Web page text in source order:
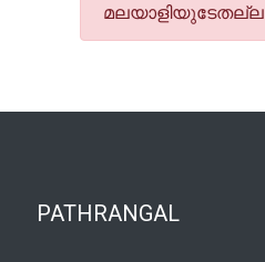
മലയാളിയുടേതല്ല
PATHRANGAL